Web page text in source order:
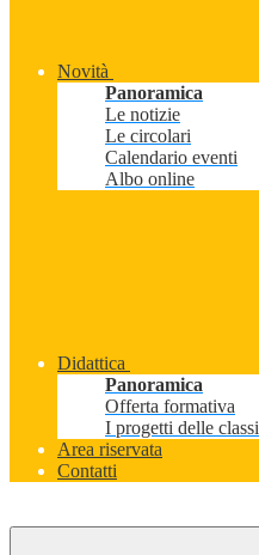
Novità
Panoramica
Le notizie
Le circolari
Calendario eventi
Albo online
Didattica
Panoramica
Offerta formativa
I progetti delle classi
Area riservata
Contatti